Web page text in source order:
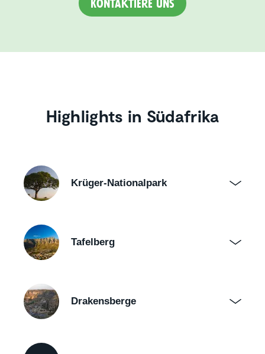
Highlights in Südafrika
Krüger-Nationalpark
Tafelberg
Drakensberge